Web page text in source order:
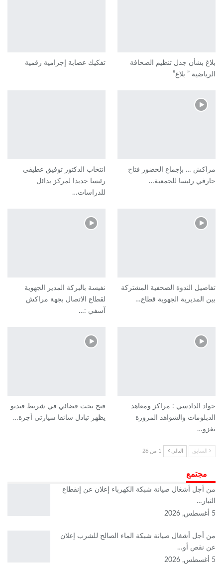
تفكيك عصابة إجرامية رقمية
بلاغ بشأن جدل تنظيم الصحافة
الرياضية ” بلاغ”
انتخاب الدكتور توفيق عطيفي
رئيسا جديدا لمركز بدائل
للدراسات…
مراكش … بإجماع الحضور فتاح
حارفي رئيسا للجمعية…
نفيسة بالبركة المدير الجهوية
لقطاع الاتصال بجهة مراكش
آسفي :…
تفاصيل الندوة الصحفية المشتركة
بين المديرية الجهوية قطاع…
فتح بحث قضائي في شريط فيديو
يظهر تبادل سائقا سيارتي أجرة…
جواد الدادسي : مراكز ومعاهد
الدبلومات والشواهد المزورة
تغزو…
السابق التالي 1 من 26
مجتمع
من أجل أشغال صيانة شبكة الكهرباء إعلان عن إنقطاع
التيار…
5 أغسطس, 2026
من أجل أشغال صيانة شبكة الماء الصالح للشرب إعلان
عن نقص أو…
5 أغسطس, 2026